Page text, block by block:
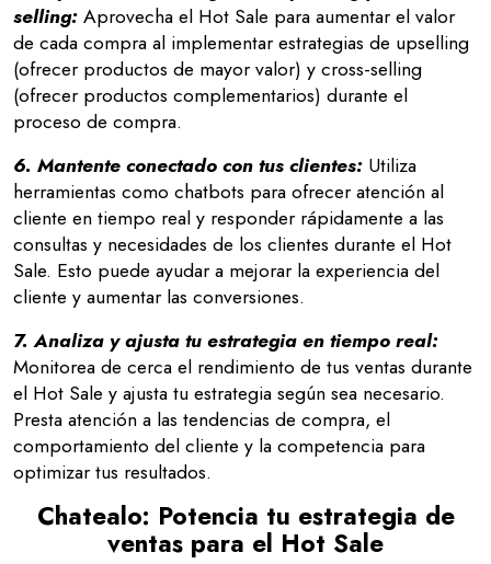
selling: Aprovecha el Hot Sale para aumentar el valor
de cada compra al implementar estrategias de upselling
(ofrecer productos de mayor valor) y cross-selling
(ofrecer productos complementarios) durante el
proceso de compra.
6. Mantente conectado con tus clientes: Utiliza
herramientas como chatbots para ofrecer atención al
cliente en tiempo real y responder rápidamente a las
consultas y necesidades de los clientes durante el Hot
Sale. Esto puede ayudar a mejorar la experiencia del
cliente y aumentar las conversiones.
7. Analiza y ajusta tu estrategia en tiempo real:
Monitorea de cerca el rendimiento de tus ventas durante
el Hot Sale y ajusta tu estrategia según sea necesario.
Presta atención a las tendencias de compra, el
comportamiento del cliente y la competencia para
optimizar tus resultados.
Chatealo: Potencia tu estrategia de
ventas para el Hot Sale